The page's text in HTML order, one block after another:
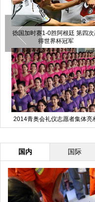
德国加时赛1-0胜阿根廷 第四次
得世界杯冠军
2014青奥会礼仪志愿者集体亮
国内 国际